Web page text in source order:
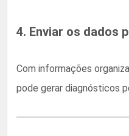
4. Enviar os dados
Com informações
pode gerar diagnósticos